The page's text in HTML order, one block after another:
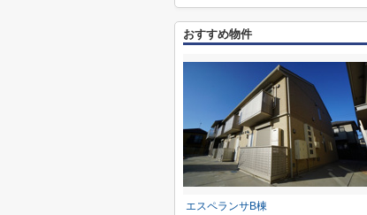
おすすめ物件
エスペランサB棟